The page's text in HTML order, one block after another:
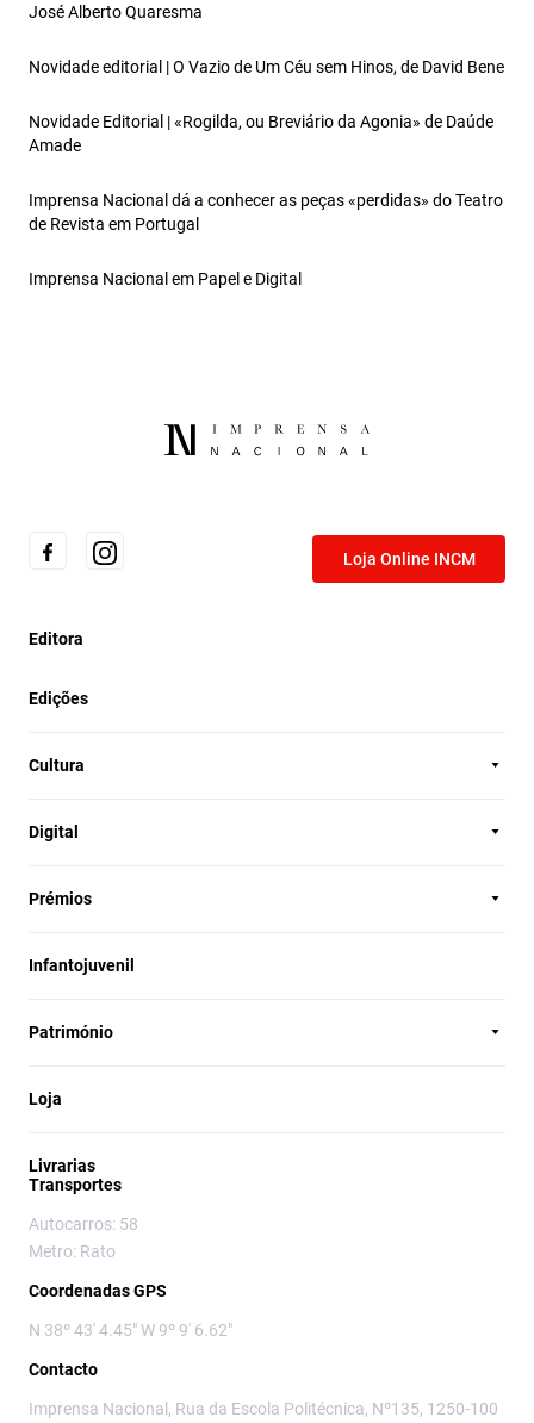
José Alberto Quaresma
Novidade editorial | O Vazio de Um Céu sem Hinos, de David Bene
Novidade Editorial | «Rogilda, ou Breviário da Agonia» de Daúde
Amade
Imprensa Nacional dá a conhecer as peças «perdidas» do Teatro
de Revista em Portugal
Imprensa Nacional em Papel e Digital
Loja Online INCM
Editora
Edições
Cultura
Digital
Prémios
Infantojuvenil
Património
Loja
Livrarias
Transportes
Autocarros: 58
Metro: Rato
Coordenadas GPS
N 38º 43' 4.45" W 9º 9' 6.62"
Contacto
Imprensa Nacional, Rua da Escola Politécnica, Nº135, 1250-100